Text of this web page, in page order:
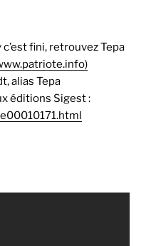
fini, retrouvez Tepa
alias Tepa
éditions Sigest :